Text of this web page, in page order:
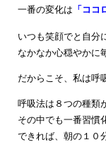
一番の変化は 「ココ
いつも笑顔でと自分
なかなか心穏やかに
だからこそ、私は呼
呼吸法は８つの種類
その中でも一番習慣
できれば、朝の１０